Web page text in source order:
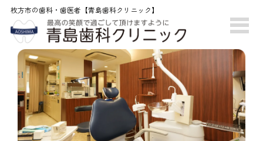
枚方市の歯科・歯医者【青島歯科クリニック】